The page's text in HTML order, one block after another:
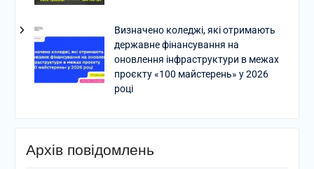
Визначено коледжі, які отримають
державне фінансування на
оновлення інфраструктури в межах
проєкту «100 майстерень» у 2026
році
Архів повідомлень